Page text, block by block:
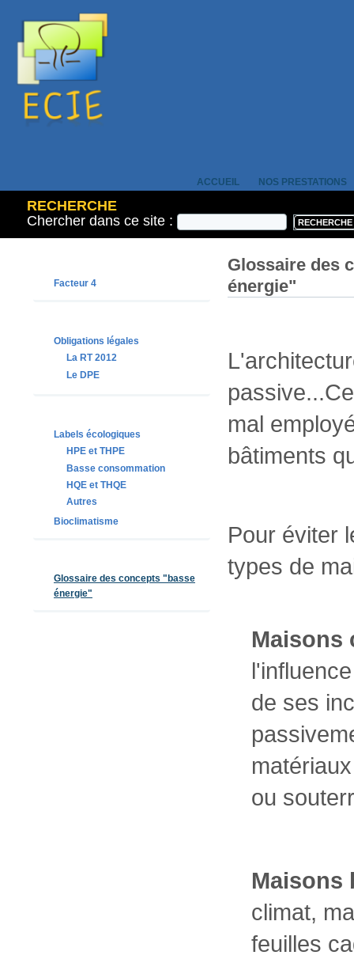
ACCUEIL NOS PRESTATIONS
RECHERCHE
Chercher dans ce site :
Facteur 4
Obligations légales
La RT 2012
Le DPE
Labels écologiques
HPE et THPE
Basse consommation
HQE et THQE
Autres
Bioclimatisme
Glossaire des concepts "basse
énergie"
Glossaire des
énergie"
mal
bâtiments
Pour éviter
types de
Maisons
de ses
ou
Maisons
climat,
feuilles